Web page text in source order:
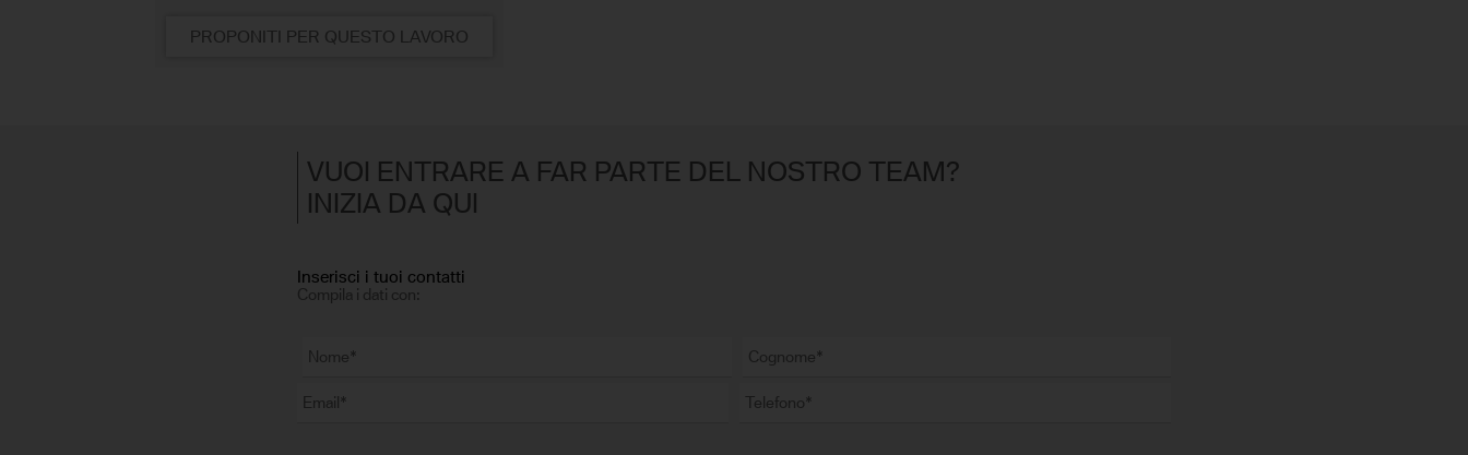
PROPONITI PER QUESTO LAVORO
VUOI ENTRARE A FAR PARTE DEL NOSTRO TEAM?
INIZIA DA QUI
Inserisci i tuoi contatti
Compila i dati con: